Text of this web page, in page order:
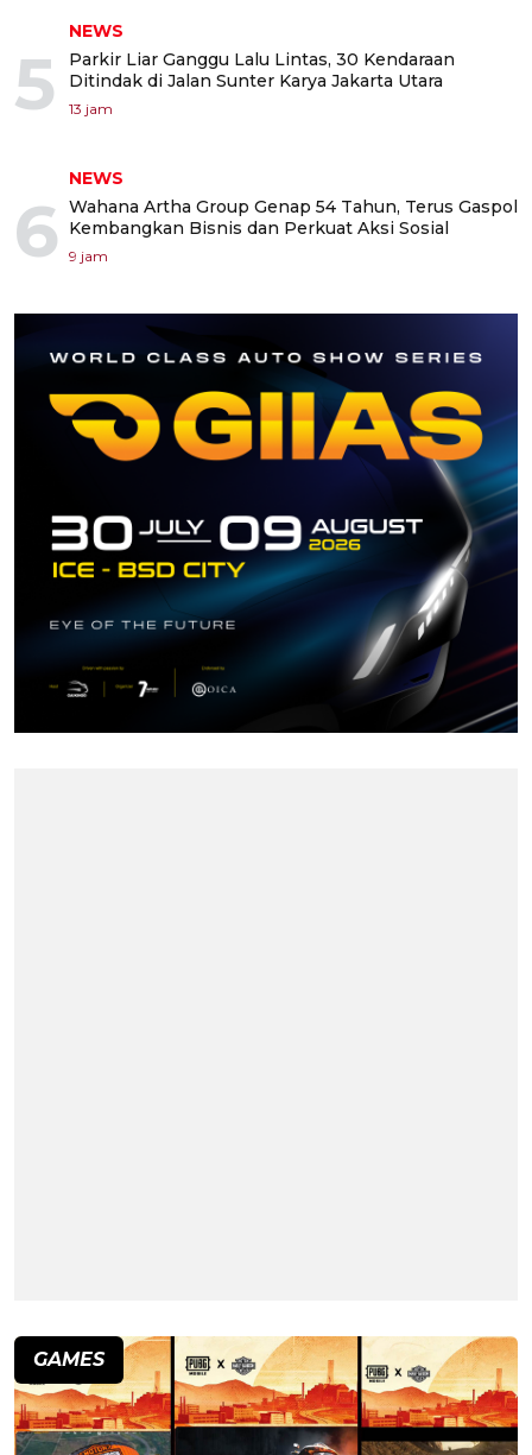
5
NEWS
Parkir Liar Ganggu Lalu Lintas, 30 Kendaraan
Ditindak di Jalan Sunter Karya Jakarta Utara
13 jam
6
NEWS
Wahana Artha Group Genap 54 Tahun, Terus Gaspol
Kembangkan Bisnis dan Perkuat Aksi Sosial
9 jam
GAMES